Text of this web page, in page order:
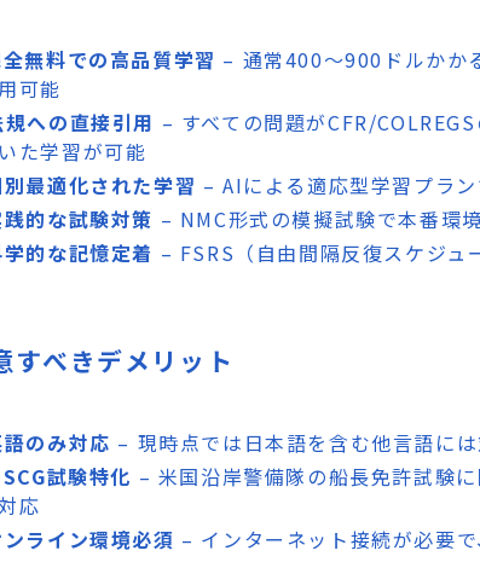
無料での高品質学習 – 通常400〜900ドルかか
可能
への直接引用 – すべての問題がCFR/
た学習が可能
最適化された学習 – AIによる適応型学習プラ
的な試験対策 – NMC形式の模擬試験で本番環
的な記憶定着 – FSRS（自由間隔反復スケジ
べきデメリット
のみ対応 – 現時点では日本語を含む他言語に
試験特化 – 米国沿岸警備隊の船長免許試験
応
ンライン環境必須 – インターネット接続が必要